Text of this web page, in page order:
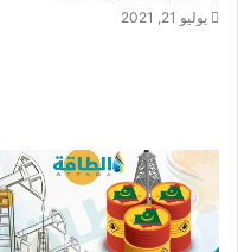
يوليو 21, 2021